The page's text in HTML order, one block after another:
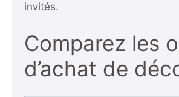
invités.
Comparez les
d’achat de